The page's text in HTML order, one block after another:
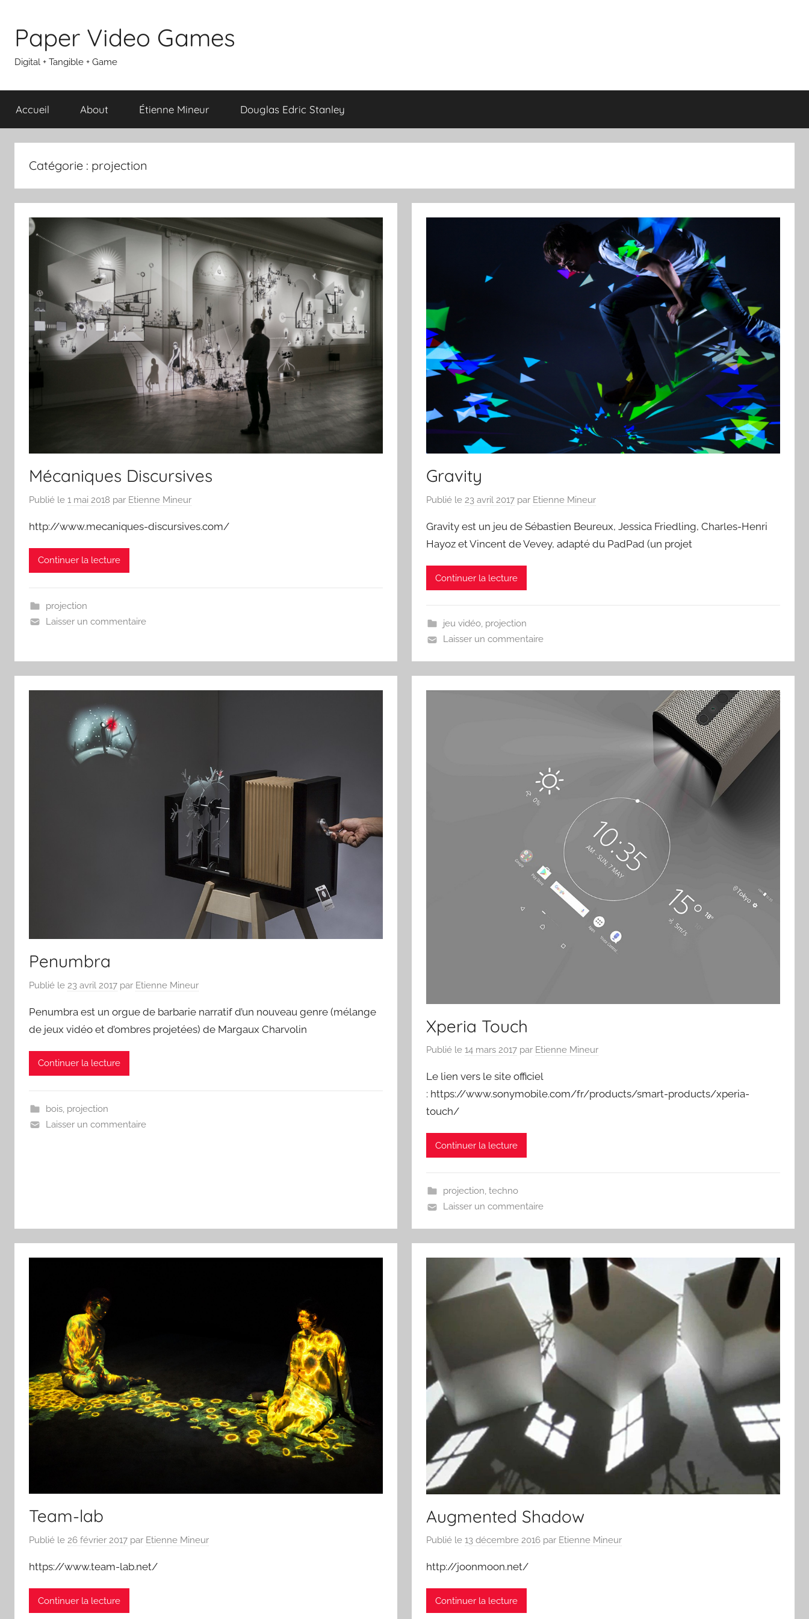
contenu
Paper Video Games
Digital + Tangible + Game
Accueil About Étienne Mineur Douglas Edric Stanley
Catégorie : projection
Mécaniques Discursives
Publié le 1 mai 2018 par Etienne Mineur
http://www.mecaniques-discursives.com/
Continuer la lecture
projection
Laisser un commentaire
Gravity
Publié le 23 avril 2017 par Etienne Mineur
Gravity est un jeu de Sébastien Beureux, Jessica Friedling, Charles-Henri
Hayoz et Vincent de Vevey, adapté du PadPad (un projet
Continuer la lecture
jeu vidéo, projection
Laisser un commentaire
Penumbra
Publié le 23 avril 2017 par Etienne Mineur
Penumbra est un orgue de barbarie narratif d’un nouveau genre (mélange
de jeux vidéo et d’ombres projetées) de Margaux Charvolin
Continuer la lecture
bois, projection
Laisser un commentaire
Xperia Touch
Publié le 14 mars 2017 par Etienne Mineur
Le lien vers le site officiel
: https://www.sonymobile.com/fr/products/smart-products/xperia-
touch/
Continuer la lecture
projection, techno
Laisser un commentaire
Team-lab
Publié le 26 février 2017 par Etienne Mineur
https://www.team-lab.net/
Continuer la lecture
Augmented Shadow
Publié le 13 décembre 2016 par Etienne Mineur
http://joonmoon.net/
Continuer la lecture